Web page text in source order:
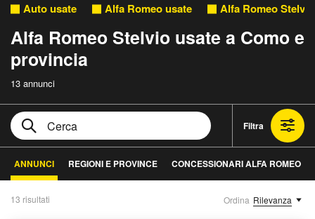
Auto usate Alfa Romeo usate Alfa Romeo
Alfa Romeo Stelvio usate a Como e
provincia
13 annunci
Filtra
ANNUNCI REGIONI E PROVINCE CONCESSIONARI ALFA ROMEO
13 risultati Ordina Rilevanza